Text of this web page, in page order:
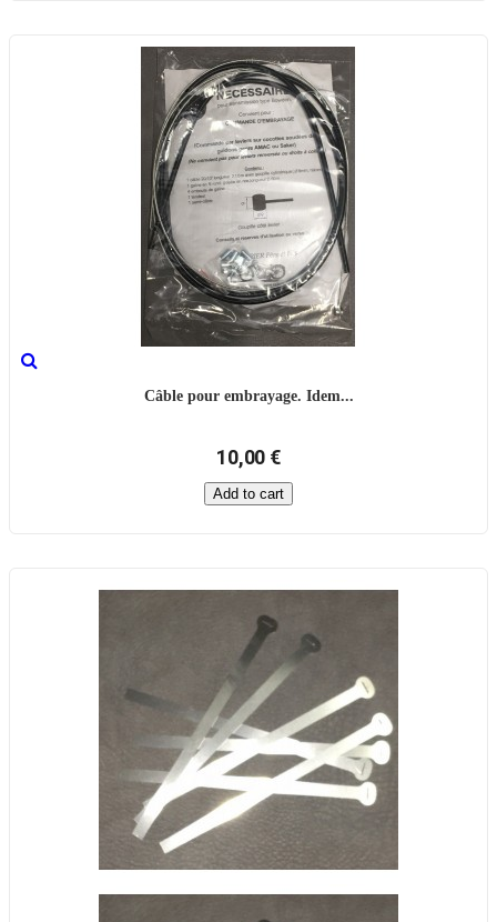
Câble pour embrayage. Idem...
10,00 €
Add to cart